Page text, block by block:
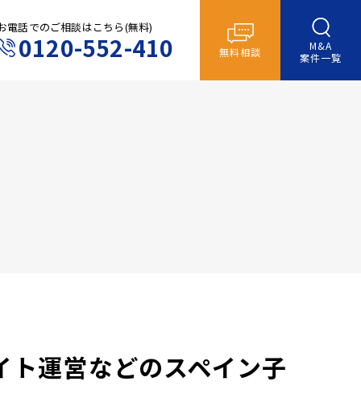
電話でのご相談はこちら(無料)
0120-552-410 無料相談
M&A
案件一覧
運営などのスペイン子